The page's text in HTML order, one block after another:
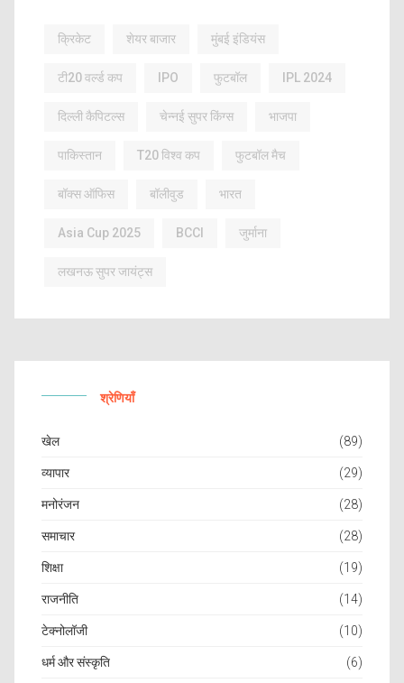
क्रिकेट शेयर बाजार मुंबई इंडियंस
टी20 वर्ल्ड कप IPO फुटबॉल IPL 2024
दिल्ली कैपिटल्स चेन्नई सुपर किंग्स भाजपा
पाकिस्तान T20 विश्व कप फुटबॉल मैच
बॉक्स ऑफिस बॉलीवुड भारत
Asia Cup 2025 BCCI जुर्माना
लखनऊ सुपर जायंट्स
श्रेणियाँ
खेल (89)
व्यापार (29)
मनोरंजन (28)
समाचार (28)
शिक्षा (19)
राजनीति (14)
टेक्नोलॉजी (10)
धर्म और संस्कृति (6)